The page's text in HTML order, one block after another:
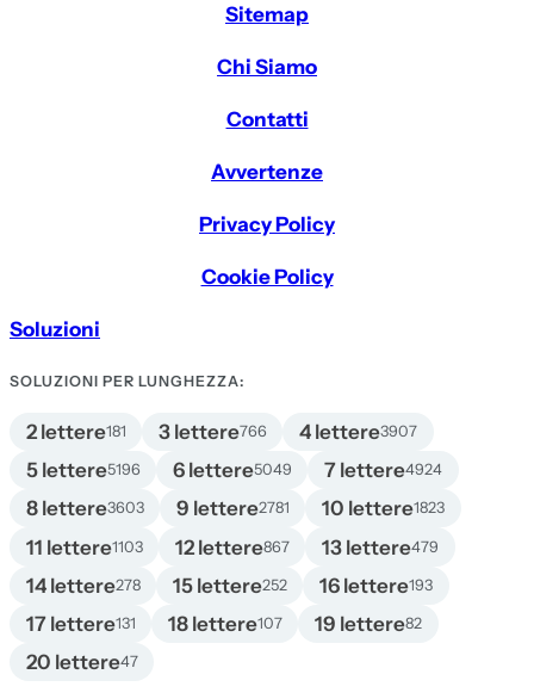
Sitemap
Chi Siamo
Contatti
Avvertenze
Privacy Policy
Cookie Policy
Soluzioni
SOLUZIONI PER LUNGHEZZA:
2 lettere181 3 lettere766 4 lettere3907
5 lettere5196 6 lettere5049 7 lettere4924
8 lettere3603 9 lettere2781 10 lettere1823
11 lettere1103 12 lettere867 13 lettere479
14 lettere278 15 lettere252 16 lettere193
17 lettere131 18 lettere107 19 lettere82
20 lettere47